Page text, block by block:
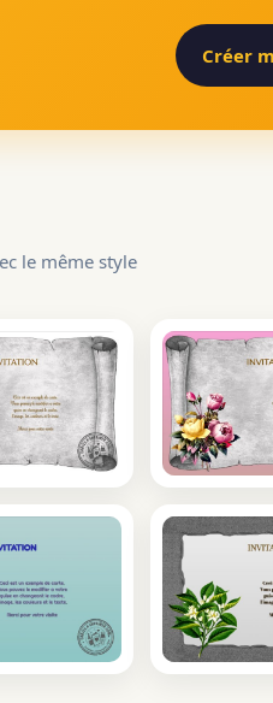
Créer
le même style